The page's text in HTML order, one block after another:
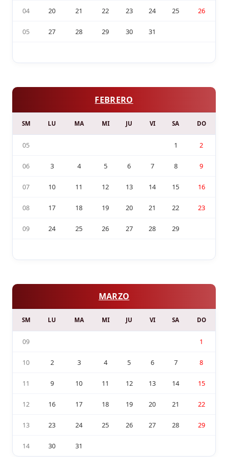
04 20 21 22 23 24 25 26
05 27 28 29 30 31
FEBRERO
SM LU MA MI JU VI SA DO
05 1 2
06 3 4 5 6 7 8 9
07 10 11 12 13 14 15 16
08 17 18 19 20 21 22 23
09 24 25 26 27 28 29
MARZO
SM LU MA MI JU VI SA DO
09 1
10 2 3 4 5 6 7 8
11 9 10 11 12 13 14 15
12 16 17 18 19 20 21 22
13 23 24 25 26 27 28 29
14 30 31